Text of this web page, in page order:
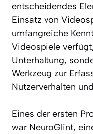
entscheidendes
Einsatz von
umfangreiche
Videospiele
Unterhaltung,
Werkzeug zur
Nutzerverhalten
Eines der ersten
war NeuroGlint,